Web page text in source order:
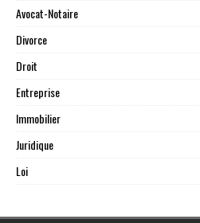
Avocat-Notaire
Divorce
Droit
Entreprise
Immobilier
Juridique
Loi